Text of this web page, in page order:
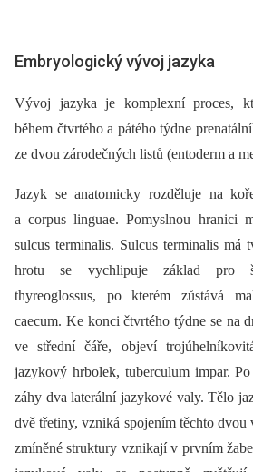
Embryologický vývoj jazyka
Vývoj jazyka je komplexní proces,
během čtvrtého a pátého týdne
ze dvou zárodečných listů (entoderm a
Jazyk se anatomicky rozděluje na
a corpus linguae. Pomyslnou hranici
sulcus terminalis. Sulcus terminalis má
hrotu se vychlipuje základ pro
thyreoglossus, po kterém zůstává
caecum. Ke konci čtvrtého týdne se na
ve střední čáře, objeví
jazykový hrbolek, tuberculum impar.
záhy dva laterální jazykové valy. Tělo
dvě třetiny, vzniká spojením těchto
zmíněné struktury vznikají v prvním